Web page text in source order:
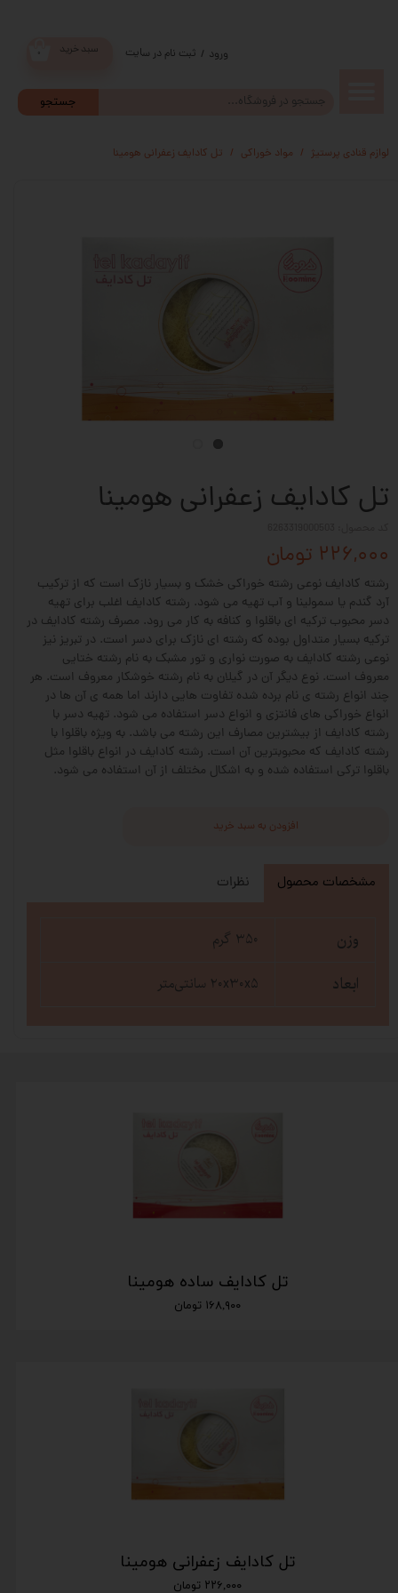
جستجو
سبد خرید ورود / ثبت نام در سایت
خروج از
حساب
کاربری
لوازم قنادی پرستیژ مواد خوراکی تل کادایف زعفرانی هومینا
تل کادایف زعفرانی هومینا
۲۲۶,۰۰۰ تومان
رشته کادایف نوعی رشته خوراکی خشک و بسیار نازک است که از ترکیب
آرد گندم یا سمولینا و آب تهیه می شود. رشته کادایف اغلب برای تهیه
دسر محبوب ترکیه ای باقلوا و کنافه به کار می رود. مصرف رشته کادایف در
ترکیه بسیار متداول بوده که رشته ای نازک برای دسر است. در تبریز نیز
نوعی رشته کادایف به صورت نواری و تور مشبک به نام رشته ختایی
معروف است. نوع دیگر آن در گیلان به نام رشته خوشکار معروف است. هر
چند انواع رشته ی نام برده شده تفاوت هایی دارند اما همه ی آن ها در
انواع خوراکی های فانتزی و انواع دسر استفاده می شود. تهیه دسر با
رشته کادایف از بیشترین مصارف این رشته می باشد. به ویژه باقلوا با
رشته کادایف که محبوبترین آن است. رشته کادایف در انواع باقلوا مثل
باقلوا ترکی استفاده شده و به اشکال مختلف از آن استفاده می شود.
افزودن به سبد خرید
مشخصات محصول نظرات
وزن ۳۵۰ گرم
ابعاد ۲۰x۳۰x۵ سانتی‌متر
تل کادایف ساده هومینا
۱۶۸,۹۰۰ تومان
تل کادایف زعفرانی هومینا
۲۲۶,۰۰۰ تومان